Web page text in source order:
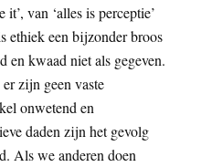
van ‘alles is perceptie’
ethiek een bijzonder broos
en kwaad niet als gegeven.
zijn geen vaste
onwetend en
daden zijn het gevolg
Als we anderen doen